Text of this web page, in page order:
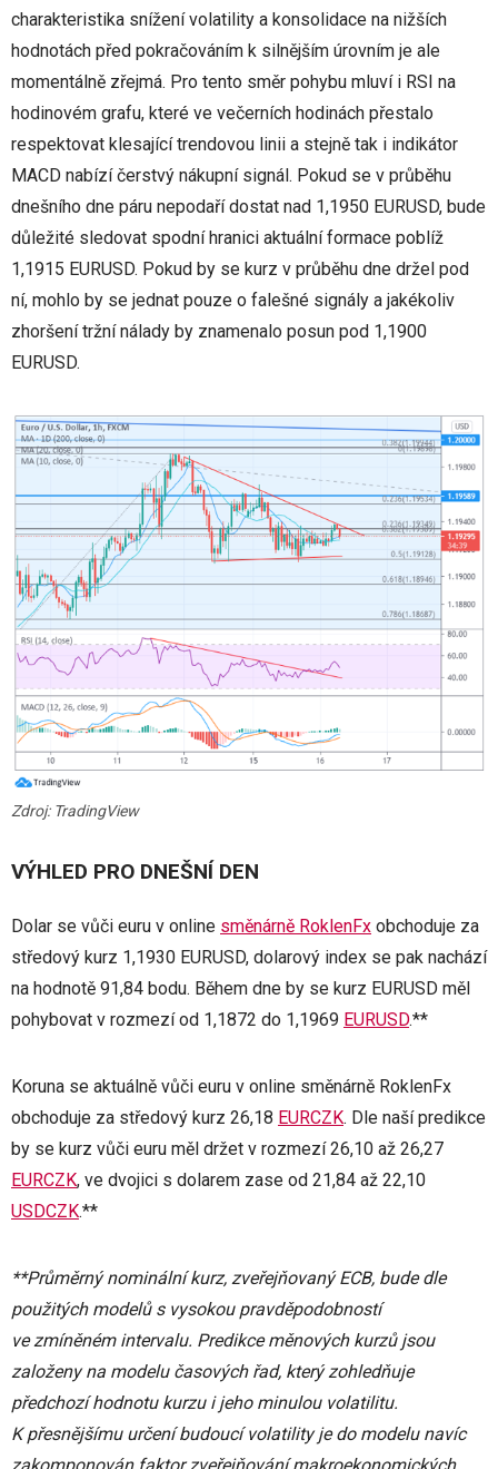
charakteristika snížení volatility a konsolidace na nižších
hodnotách před pokračováním k silnějším úrovním je ale
momentálně zřejmá. Pro tento směr pohybu mluví i RSI na
hodinovém grafu, které ve večerních hodinách přestalo
respektovat klesající trendovou linii a stejně tak i indikátor
MACD nabízí čerstvý nákupní signál. Pokud se v průběhu
dnešního dne páru nepodaří dostat nad 1,1950 EURUSD, bude
důležité sledovat spodní hranici aktuální formace poblíž
1,1915 EURUSD. Pokud by se kurz v průběhu dne držel pod
ní, mohlo by se jednat pouze o falešné signály a jakékoliv
zhoršení tržní nálady by znamenalo posun pod 1,1900
EURUSD.
Zdroj: TradingView
VÝHLED PRO DNEŠNÍ DEN
Dolar se vůči euru v online směnárně RoklenFx obchoduje za
středový kurz 1,1930 EURUSD, dolarový index se pak nachází
na hodnotě 91,84 bodu. Během dne by se kurz EURUSD měl
pohybovat v rozmezí od 1,1872 do 1,1969 EURUSD.**
Koruna se aktuálně vůči euru v online směnárně RoklenFx
obchoduje za středový kurz 26,18 EURCZK. Dle naší predikce
by se kurz vůči euru měl držet v rozmezí 26,10 až 26,27
EURCZK, ve dvojici s dolarem zase od 21,84 až 22,10
USDCZK.**
**Průměrný nominální kurz, zveřejňovaný ECB, bude dle
použitých modelů s vysokou pravděpodobností
ve zmíněném intervalu. Predikce měnových kurzů jsou
založeny na modelu časových řad, který zohledňuje
předchozí hodnotu kurzu i jeho minulou volatilitu.
K přesnějšímu určení budoucí volatility je do modelu navíc